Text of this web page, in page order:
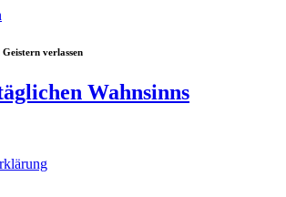
verlassen
Wahnsinns